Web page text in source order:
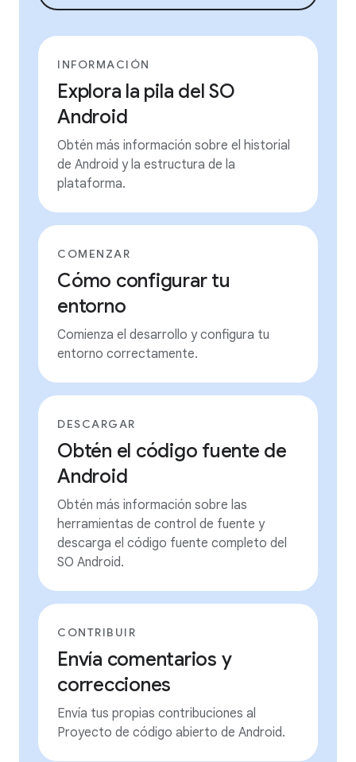
INFORMACIÓN
Explora la pila del SO
Android
Obtén más información sobre el historial
de Android y la estructura de la
plataforma.
COMENZAR
Cómo configurar tu
entorno
Comienza el desarrollo y configura tu
entorno correctamente.
DESCARGAR
Obtén el código fuente de
Android
Obtén más información sobre las
herramientas de control de fuente y
descarga el código fuente completo del
SO Android.
CONTRIBUIR
Envía comentarios y
correcciones
Envía tus propias contribuciones al
Proyecto de código abierto de Android.